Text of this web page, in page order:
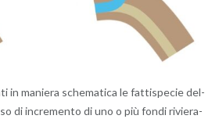
in ma­nie­ra sche­ma­ti­ca le fat­ti­spe­cie del­
di in­cre­men­to di uno o più fondi ri­vie­ra­